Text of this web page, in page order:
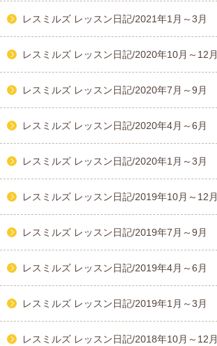
レスミルズ レッスン日記/2021年1月～3月
レスミルズ レッスン日記/2020年10月～12月
レスミルズ レッスン日記/2020年7月～9月
レスミルズ レッスン日記/2020年4月～6月
レスミルズ レッスン日記/2020年1月～3月
レスミルズ レッスン日記/2019年10月～12月
レスミルズ レッスン日記/2019年7月～9月
レスミルズ レッスン日記/2019年4月～6月
レスミルズ レッスン日記/2019年1月～3月
レスミルズ レッスン日記/2018年10月～12月